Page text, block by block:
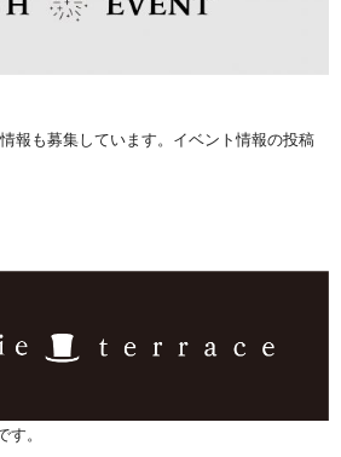
報も募集しています。イベント情報の投稿
。